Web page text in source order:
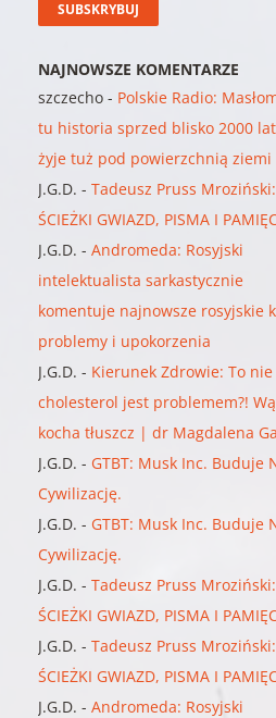
NAJNOWSZE KOMENTARZE
szczecho - Polskie Radio:
tu historia sprzed blisko 2000
żyje tuż pod powierzchnią ziemi
J.G.D. -Tadeusz Pruss Mroziński:
ŚCIEŻKI GWIAZD, PISMA I
J.G.D. -Andromeda: Rosyjski
intelektualista sarkastycznie
komentuje najnowsze rosyjskie
problemy i upokorzenia
J.G.D. - Kierunek Zdrowie: To nie
cholesterol jest problemem?!
kocha tłuszcz | dr Magdalena
J.G.D. - GTBT: Musk Inc. Buduje
Cywilizację.
J.G.D. - GTBT: Musk Inc. Buduje
Cywilizację.
J.G.D. -Tadeusz Pruss Mroziński:
ŚCIEŻKI GWIAZD, PISMA I
J.G.D. -Tadeusz Pruss Mroziński:
ŚCIEŻKI GWIAZD, PISMA I
J.G.D. -Andromeda: Rosyjski